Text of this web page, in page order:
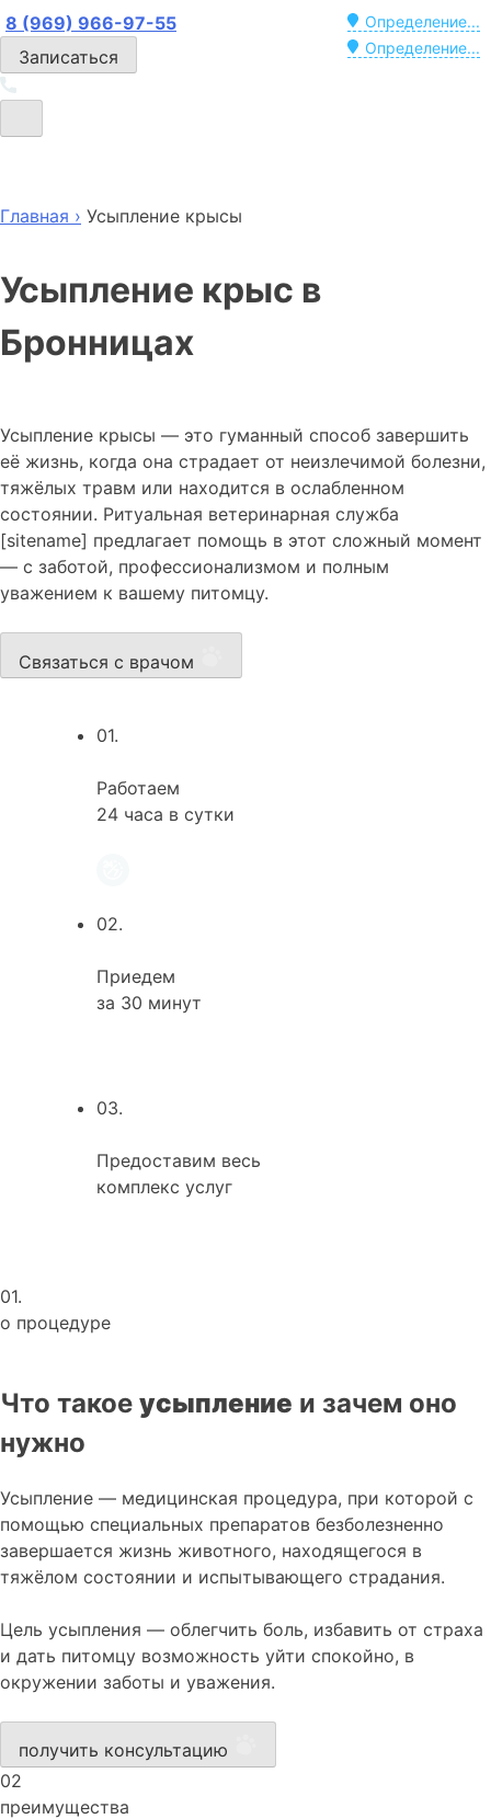
Определение...
8 (969) 966-97-55
Определение...
Записаться
Главная › Усыпление крысы
Усыпление крыс в
Бронницах
Усыпление крысы — это гуманный способ завершить
её жизнь, когда она страдает от неизлечимой болезни,
тяжёлых травм или находится в ослабленном
состоянии. Ритуальная ветеринарная служба
[sitename] предлагает помощь в этот сложный момент
— с заботой, профессионализмом и полным
уважением к вашему питомцу.
Связаться с врачом
01.
Работаем
24 часа в сутки
02.
Приедем
за 30 минут
03.
Предоставим весь
комплекс услуг
01.
о процедуре
Что такое усыпление и зачем оно
нужно
Усыпление — медицинская процедура, при которой с
помощью специальных препаратов безболезненно
завершается жизнь животного, находящегося в
тяжёлом состоянии и испытывающего страдания.
Цель усыпления — облегчить боль, избавить от страха
и дать питомцу возможность уйти спокойно, в
окружении заботы и уважения.
получить консультацию
02
преимущества